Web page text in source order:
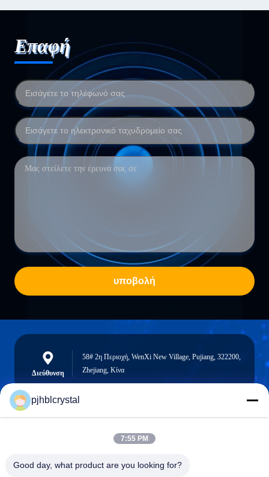
Επαφή
υποβολή
Διεύθυνση
58# 2η Περιοχή, WenXi New Village, Pujiang, 322200,
Zhejiang, Κίνα
jinhuacz@126.com
pjhblcrystal
7:55 PM
Good day, what product are you looking for?